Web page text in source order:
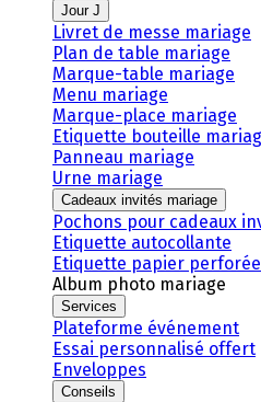
Jour J
Livret de messe mariage
Plan de table mariage
Marque-table mariage
Menu mariage
Marque-place mariage
Etiquette bouteille
Panneau mariage
Urne mariage
Cadeaux invités mariage
Pochons pour cadeaux
Etiquette autocollante
Etiquette papier perforée
Album photo mariage
Services
Plateforme événement
Essai personnalisé offert
Enveloppes
Conseils